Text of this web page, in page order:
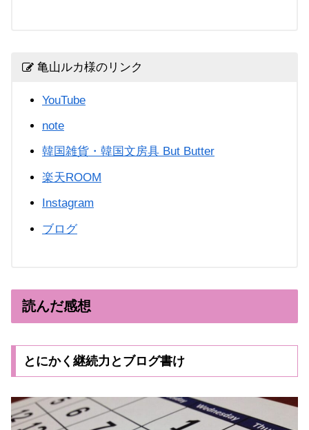
亀山ルカ様のリンク
YouTube
note
韓国雑貨・韓国文房具 But Butter
楽天ROOM
Instagram
ブログ
読んだ感想
とにかく継続力とブログ書け